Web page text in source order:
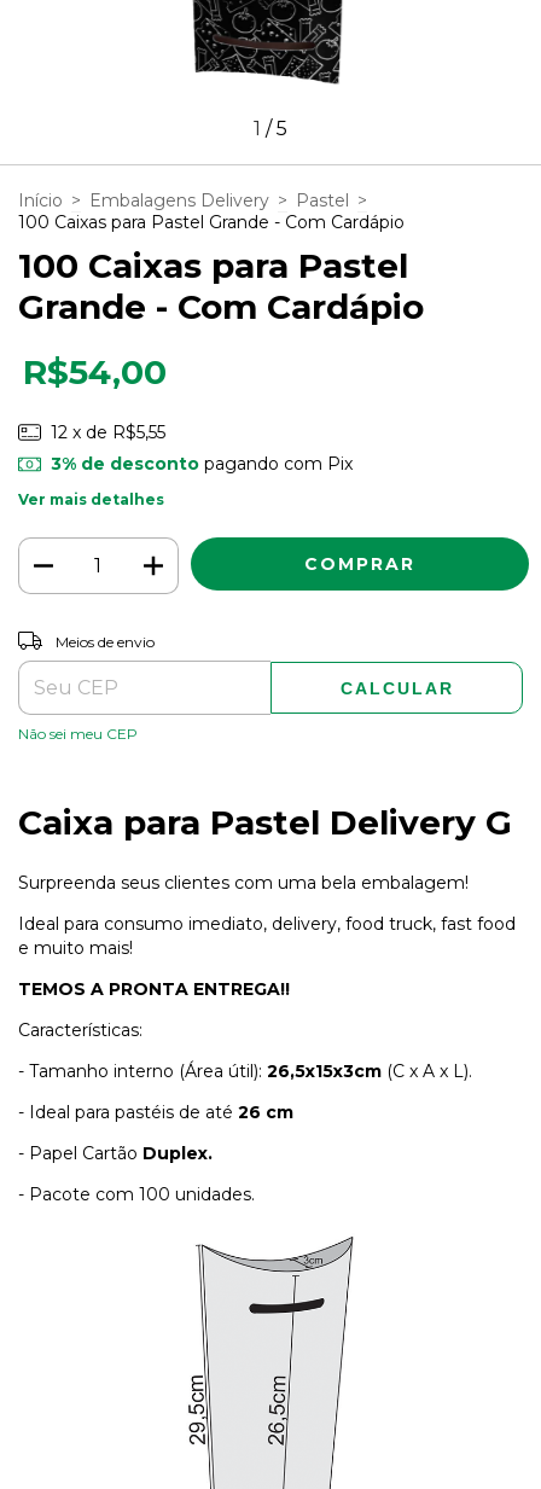
1 /5
Início > Embalagens Delivery > Pastel >
100 Caixas para Pastel Grande - Com Cardápio
100 Caixas para Pastel
Grande - Com Cardápio
R$54,00
12 x de R$5,55
3% de descontopagando com Pix
Ver mais detalhes
Entregas para o CEP:
Meios de envio
CALCULAR
Não sei meu CEP
Caixa para Pastel Delivery G
Surpreenda seus clientes com uma bela embalagem!
Ideal para consumo imediato, delivery, food truck, fast food
e muito mais!
TEMOS A PRONTA ENTREGA!!
Características:
- Tamanho interno (Área útil): 26,5x15x3cm (C x A x L).
- Ideal para pastéis de até 26 cm
- Papel Cartão Duplex.
- Pacote com 100 unidades.